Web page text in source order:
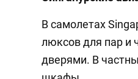
В самолетах
люксов для пар и
дверями. В